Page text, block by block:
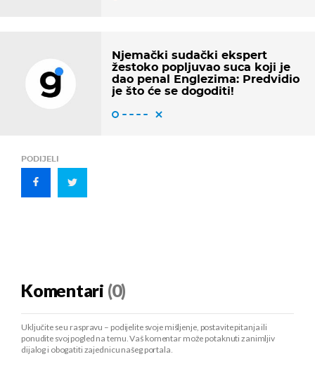
Njemački sudački ekspert
žestoko popljuvao suca koji je
dao penal Englezima: Predvidio
je što će se dogoditi!
PODIJELI
Komentari (0)
Uključite se u raspravu – podijelite svoje mišljenje, postavite pitanja ili
ponudite svoj pogled na temu. Vaš komentar može potaknuti zanimljiv
dijalog i obogatiti zajednicu našeg portala.